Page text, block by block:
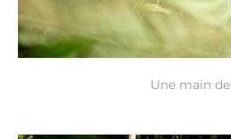
Une main